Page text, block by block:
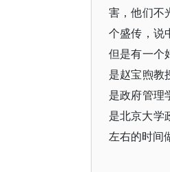
害，他们不
个盛传，说
但是有一个
是赵宝煦教
是政府管理
是北京大学
左右的时间